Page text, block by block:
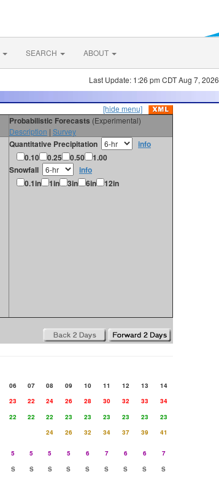
SEARCH ABOUT
Last Update: 1:26 pm CDT Aug 7, 2026
[hide menu]
Probabilistic Forecasts (Experimental)
Description | Survey
Quantitative Precipitation
info
0.10
0.25 0.50
1.00
Snowfall
info
0.1in
1in 3in 6in 12in
06 07 08 09 10 11 12 13
14
23 22 24 26 28 30 32 33
34
22 22 22 23 23 23 23 23
23
24 26 32 34 37 39
41
5 5 5 5 6 7 6 6
7
S S S S S S S S
S